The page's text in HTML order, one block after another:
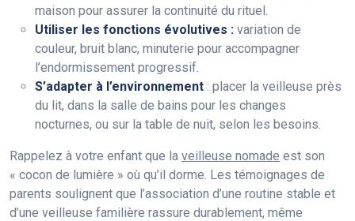
maison pour assurer la continuité du rituel.
Utiliser les fonctions évolutives : variation de
couleur, bruit blanc, minuterie pour accompagner
l’endormissement progressif.
S’adapter à l’environnement : placer la veilleuse près
du lit, dans la salle de bains pour les changes
nocturnes, ou sur la table de nuit, selon les besoins.
Rappelez à votre enfant que la veilleuse nomade est son
« cocon de lumière » où qu’il dorme. Les témoignages de
parents soulignent que l’association d’une routine stable et
d’une veilleuse familière rassure durablement, même